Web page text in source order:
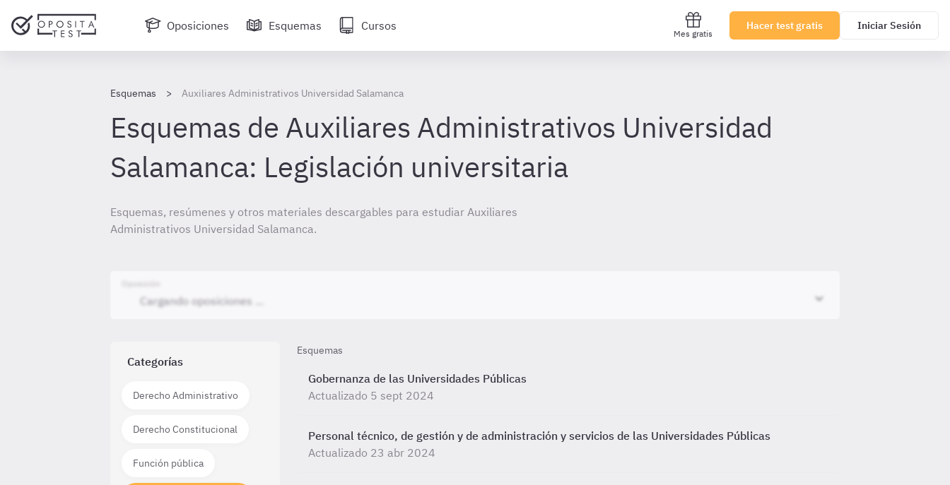
Oposiciones Esquemas Cursos
Mes gratis
Hacer test gratis Iniciar Sesión
Esquemas Auxiliares Administrativos Universidad Salamanca
Esquemas de Auxiliares Administrativos Universidad
Salamanca: Legislación universitaria
Esquemas, resúmenes y otros materiales descargables para estudiar Auxiliares
Administrativos Universidad Salamanca.
Categorías
Derecho Administrativo
Derecho Constitucional
Función pública
Esquemas
Gobernanza de las Universidades Públicas
Actualizado 5 sept 2024
Personal técnico, de gestión y de administración y servicios de las Universidades Públicas
Actualizado 23 abr 2024